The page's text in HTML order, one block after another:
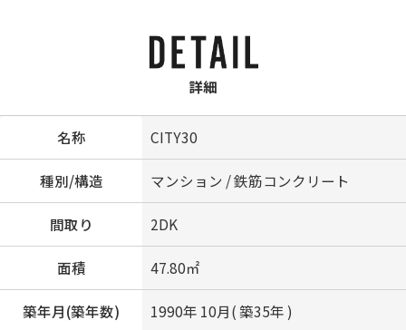
詳細
名称 CITY30
種別/構造 マンション / 鉄筋コンクリート
間取り 2DK
面積 47.80㎡
築年月(築年数) 1990年 10月( 築35年 )